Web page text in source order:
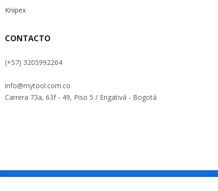
Knipex
CONTACTO
(+57) 3205992264
info@mytool.com.co
Carrera 73a, 63f - 49, Piso 5 / Engativá - Bogotá